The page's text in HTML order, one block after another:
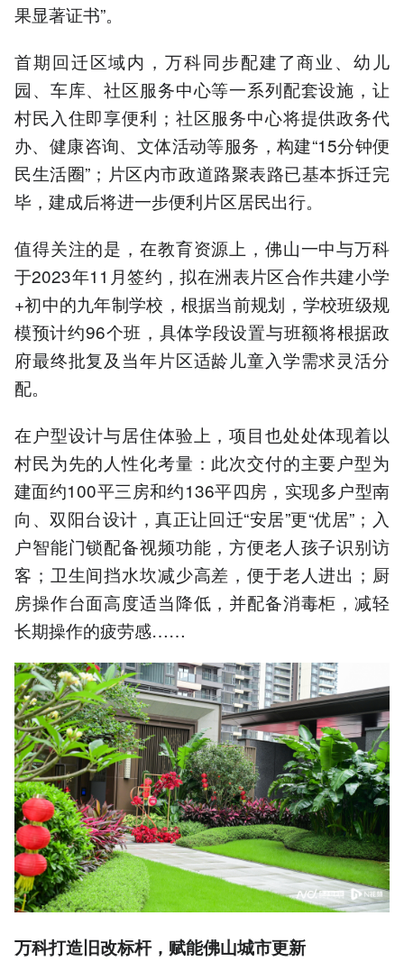
果显著证书”。
首期回迁区域内，万科同步配建了商业、幼儿
园、车库、社区服务中心等一系列配套设施，让
村民入住即享便利；社区服务中心将提供政务代
办、健康咨询、文体活动等服务，构建“15分钟便
民生活圈”；片区内市政道路聚表路已基本拆迁完
毕，建成后将进一步便利片区居民出行。
值得关注的是，在教育资源上，佛山一中与万科
于2023年11月签约，拟在洲表片区合作共建小学
+初中的九年制学校，根据当前规划，学校班级规
模预计约96个班，具体学段设置与班额将根据政
府最终批复及当年片区适龄儿童入学需求灵活分
配。
在户型设计与居住体验上，项目也处处体现着以
村民为先的人性化考量：此次交付的主要户型为
建面约100平三房和约136平四房，实现多户型南
向、双阳台设计，真正让回迁“安居”更“优居”；入
户智能门锁配备视频功能，方便老人孩子识别访
客；卫生间挡水坎减少高差，便于老人进出；厨
房操作台面高度适当降低，并配备消毒柜，减轻
长期操作的疲劳感……
万科打造旧改标杆，赋能佛山城市更新